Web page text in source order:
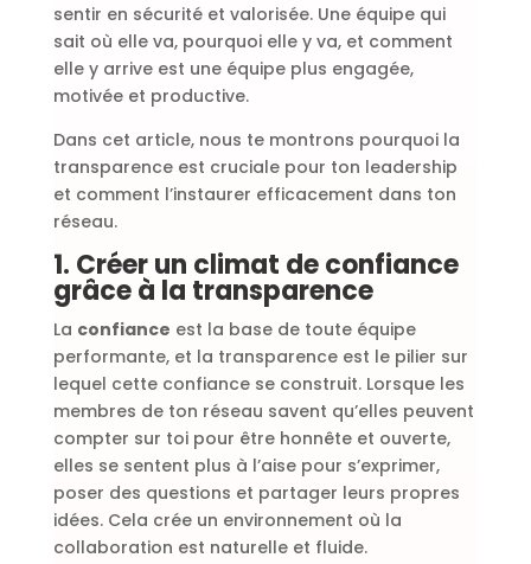
sentir en sécurité et valorisée. Une équipe qui
sait où elle va, pourquoi elle y va, et comment
elle y arrive est une équipe plus engagée,
motivée et productive.
Dans cet article, nous te montrons pourquoi la
transparence est cruciale pour ton leadership
et comment l’instaurer efficacement dans ton
réseau.
1. Créer un climat de confiance
grâce à la transparence
La confiance est la base de toute équipe
performante, et la transparence est le pilier sur
lequel cette confiance se construit. Lorsque les
membres de ton réseau savent qu’elles peuvent
compter sur toi pour être honnête et ouverte,
elles se sentent plus à l’aise pour s’exprimer,
poser des questions et partager leurs propres
idées. Cela crée un environnement où la
collaboration est naturelle et fluide.